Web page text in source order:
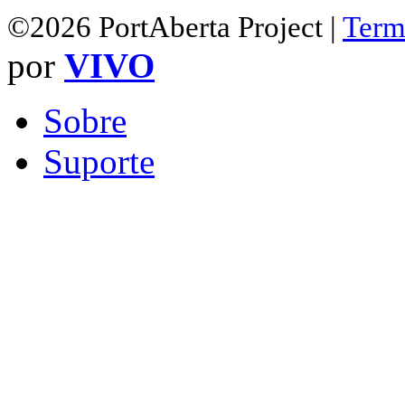
©2026 PortAberta Project |
por VIVO
Sobre
Suporte